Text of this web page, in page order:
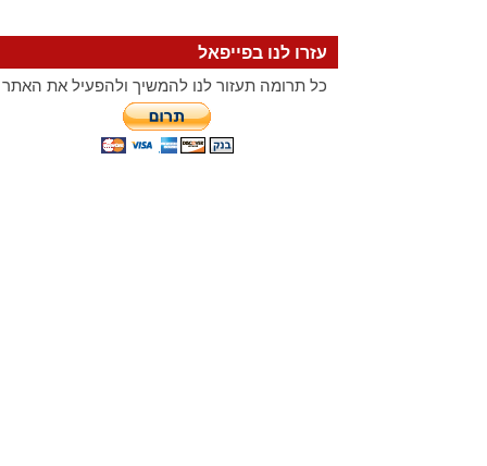
עזרו לנו בפייפאל
כל תרומה תעזור לנו להמשיך ולהפעיל את האתר